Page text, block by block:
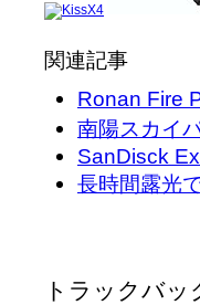
関連記事
Ronan Fire
南陽スカイ
SanDisck
長時間露光
トラックバッ